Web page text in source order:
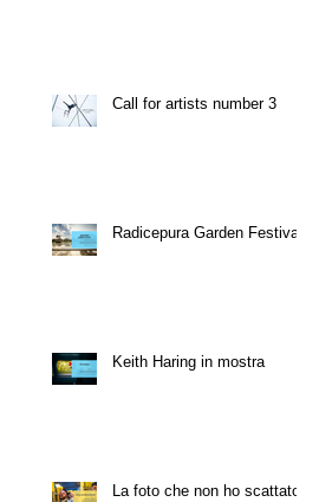
Call for artists number 3
Radicepura Garden Festival
Keith Haring in mostra
La foto che non ho scattato